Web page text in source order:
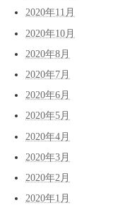
2020年11月
2020年10月
2020年8月
2020年7月
2020年6月
2020年5月
2020年4月
2020年3月
2020年2月
2020年1月